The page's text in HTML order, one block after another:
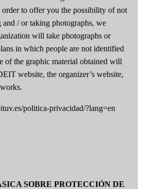
to offer you the possibility of not
/ or taking photographs, we
will take photographs or
in which people are not identified
of the graphic material obtained will
website, the organizer’s website,
politica-privacidad/?lang=en
SOBRE PROTECCIÓN DE